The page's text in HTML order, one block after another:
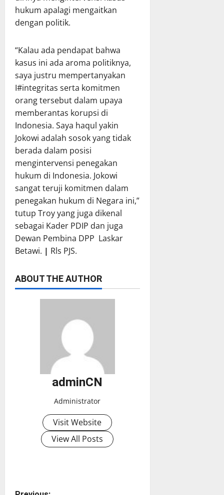
hukum apalagi mengaitkan
dengan politik.
“Kalau ada pendapat bahwa
kasus ini ada aroma politiknya,
saya justru mempertanyakan
I#integritas serta komitmen
orang tersebut dalam upaya
memberantas korupsi di
Indonesia. Saya haqul yakin
Jokowi adalah sosok yang tidak
berada dalam posisi
mengintervensi penegakan
hukum di Indonesia. Jokowi
sangat teruji komitmen dalam
penegakan hukum di Negara ini,”
tutup Troy yang juga dikenal
sebagai Kader PDIP dan juga
Dewan Pembina DPP Laskar
Betawi. | Rls PJS.
ABOUT THE AUTHOR
adminCN
Administrator
Visit Website
View All Posts